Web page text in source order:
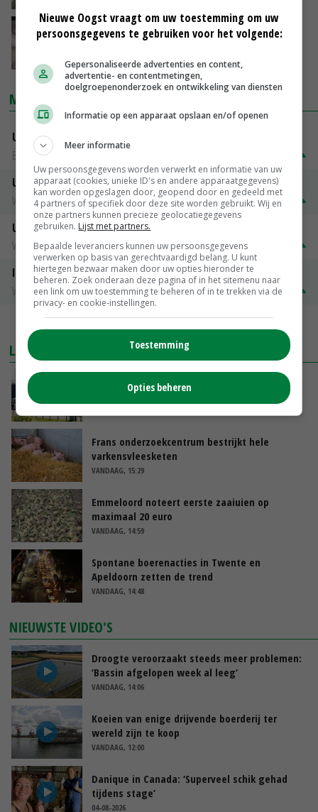
Nieuw handboek opfokzeugen
19-12-2014
MARKTPRIJZEN
Uitbetaalprijs DCA BestPigletPrice
Biggen weekprijzen
Uitbetaalprijs Compaxo
Vleesvarkens
€ 1,32 € 0,10
Uitbetaalprijs Van Rooi Meat
Vleesvarkens
€ 1,25
ISN prijs Frankrijk
Vleesvarkens
€ 1,78 € 0,06
LAATSTE NIEUWS
Gemiddelde Europese melkprijs daalt licht in
Frans onderzoekcentrum bestrijkt hele
varkensvleesketen
VANDAAG, 15:29
Emmeloord noteert eerste zaaiuien op
maximaal 20 euro
VANDAAG, 14:59
Spontane boerenacties in Twente en
Apeldoorn zetten de trend
VANDAAG, 14:48
NIEUWSTE VIDEO'S
Droogte veroorzaakt steeds meer problemen:
‘Bassin afgelopen week al leeg’
VANDAAG, 14:06
Koeien van enige drijvende boerderij ter
wereld zijn te koop
VANDAAG, 12:00
Danique in Canada: ‘Superveel schik gehad
tijdens stage’
04-08-2026
Nieuwe Oogst vraagt om uw toestemming om uw
persoonsgegevens te gebruiken voor het volgende:
Gepersonaliseerde advertenties en content,
advertentie- en contentmetingen,
doelgroepenonderzoek en ontwikkeling van diensten
Informatie op een apparaat opslaan en/of openen
Meer informatie
Uw persoonsgegevens worden verwerkt en informatie van uw
apparaat (cookies, unieke ID's en andere apparaatgegevens)
kan worden opgeslagen door, geopend door en gedeeld met
4 partners of specifiek door deze site worden gebruikt. Wij en
onze partners kunnen precieze geolocatiegegevens
gebruiken. Lijst met partners.
Bepaalde leveranciers kunnen uw persoonsgegevens
verwerken op basis van gerechtvaardigd belang. U kunt
hiertegen bezwaar maken door uw opties hieronder te
beheren. Zoek onderaan deze pagina of in het sitemenu naar
een link om uw toestemming te beheren of in te trekken via de
privacy- en cookie-instellingen.
Toestemming
Opties beheren